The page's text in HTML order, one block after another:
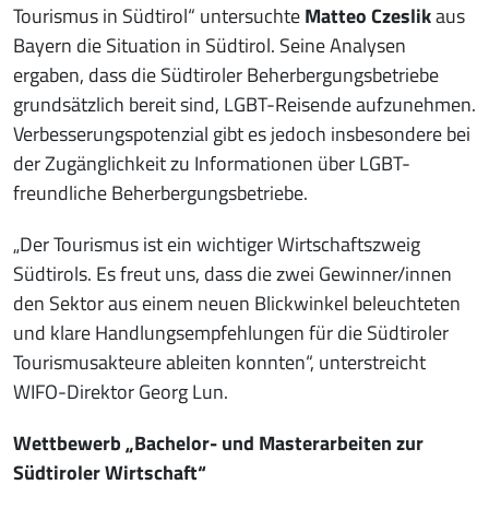
Tourismus in Südtirol“ untersuchteMatteo Czeslikaus
Bayern die Situation in Südtirol. Seine Analysen
ergaben, dass die Südtiroler Beherbergungsbetriebe
grundsätzlich bereit sind, LGBT-Reisende aufzunehmen.
Verbesserungspotenzial gibt es jedoch insbesondere bei
der Zugänglichkeit zu Informationen über LGBT-
freundliche Beherbergungsbetriebe.
„Der Tourismus ist ein wichtiger Wirtschaftszweig
Südtirols. Es freut uns, dass die zwei Gewinner/innen
den Sektor aus einem neuen Blickwinkel beleuchteten
und klare Handlungsempfehlungen für die Südtiroler
Tourismusakteure ableiten konnten“, unterstreicht
WIFO-Direktor Georg Lun.
Wettbewerb „Bachelor- und Masterarbeiten zur
Südtiroler Wirtschaft“